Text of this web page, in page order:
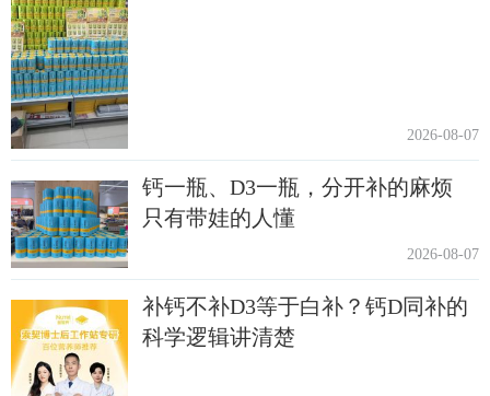
2026-08-07
钙一瓶、D3一瓶，分开补的麻烦
只有带娃的人懂
2026-08-07
补钙不补D3等于白补？钙D同补的
科学逻辑讲清楚